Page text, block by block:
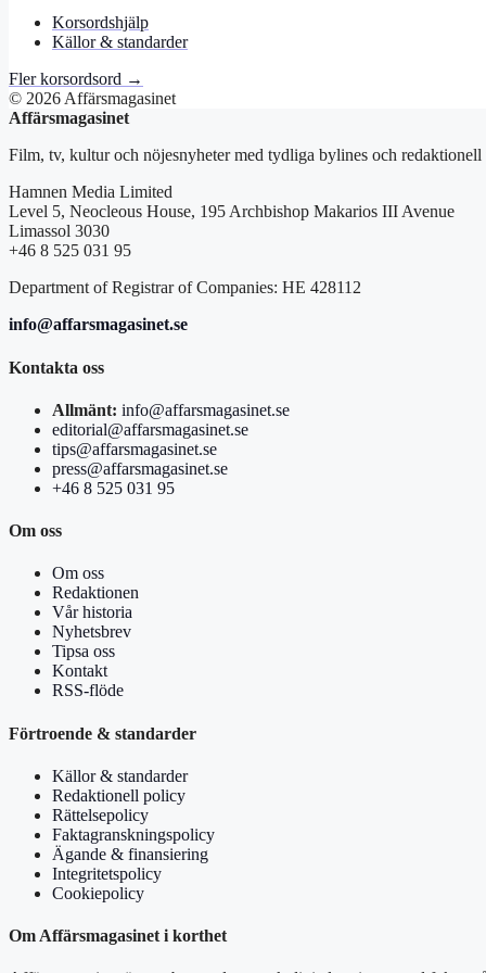
Korsordshjälp
Källor & standarder
Fler korsordsord →
© 2026 Affärsmagasinet
Affärsmagasinet
Film, tv, kultur och nöjesnyheter med tydliga bylines och redaktionell
Hamnen Media Limited
Level 5, Neocleous House, 195 Archbishop Makarios III Avenue
Limassol 3030
+46 8 525 031 95
Department of Registrar of Companies: HE 428112
info@affarsmagasinet.se
Kontakta oss
Allmänt: info@affarsmagasinet.se
editorial@affarsmagasinet.se
tips@affarsmagasinet.se
press@affarsmagasinet.se
+46 8 525 031 95
Om oss
Om oss
Redaktionen
Vår historia
Nyhetsbrev
Tipsa oss
Kontakt
RSS-flöde
Förtroende & standarder
Källor & standarder
Redaktionell policy
Rättelsepolicy
Faktagranskningspolicy
Ägande & finansiering
Integritetspolicy
Cookiepolicy
Om Affärsmagasinet i korthet